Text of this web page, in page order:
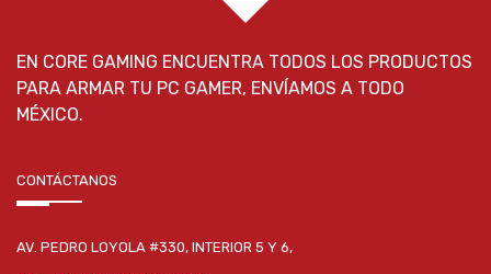
EN CORE GAMING ENCUENTRA TODOS LOS PRODUCTOS
PARA ARMAR TU PC GAMER, ENVÍAMOS A TODO
MÉXICO.
CONTÁCTANOS
AV. PEDRO LOYOLA #330, INTERIOR 5 Y 6,